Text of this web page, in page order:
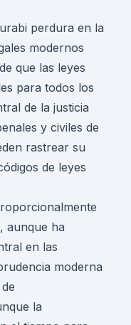
perdura en la
modernos
que las leyes
para todos los
de la justicia
y civiles de
rastrear su
de leyes
aunque ha
en las
moderna
la